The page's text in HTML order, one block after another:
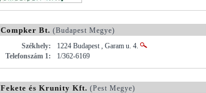
Compker Bt. (Budapest Megye)
Székhely:
1224 Budapest , Garam u. 4.
Telefonszám 1:
1/362-6169
Fekete és Krunity Kft. (Pest Megye)